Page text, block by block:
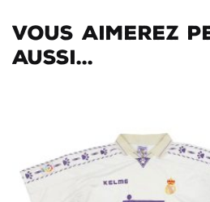
Vous aimerez
aussi...